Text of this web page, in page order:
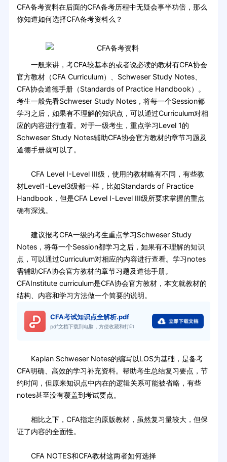
CFA备考资料在后面的CFA备考历程中无疑会事半功倍，那么
你知道如何选择CFA备考资料么？
一般来讲，考CFA较基本的或者说必读的教材有CFA协会
官方教材（CFA Curriculum）、Schweser Study Notes、
CFA协会道德手册（Standards of Practice Handbook）。
考生一般先看Schweser Study Notes，将每一个Session都
学习之后，如果有不理解的知识点，可以通过Curriculum对相
应的内容进行查看。对于一级考生，重点学习Level 1的
Schweser Study Notes辅助CFA协会官方教材的章节习题及
道德手册就可以了。
CFA Level I-Level III级，使用的教材略有不同，有些教
材Level1-Level3级都一样，比如Standards of Practice
Handbook，但是CFA Level I-Level III级所要求掌握的重点
确有深浅。
建议报考CFA一级的考生重点学习Schweser Study
Notes，将每一个Session都学习之后，如果有不理解的知识
点，可以通过Curriculum对相应的内容进行查看。学习notes
需辅助CFA协会官方教材的章节习题及道德手册。
CFAInstitute curriculum是CFA协会官方教材，本文就教材的
结构、内容和学习方法做一个简要的说明。
CFA考试知识点全解析.pdf
pdf文档下载到电脑，方便收藏和打印
Kaplan Schweser Notes的编写以LOS为基础，是备考
CFA明确、高效的学习补充资料。帮助考生总结复习要点，节
约时间，但原来知识点中内在的逻辑关系可能被省略，有些
notes甚至没有覆盖到考试要点。
相比之下，CFA指定的原版教材，虽然复习量较大，但保
证了内容的全面性。
CFA NOTES和CFA教材这两者如何选择